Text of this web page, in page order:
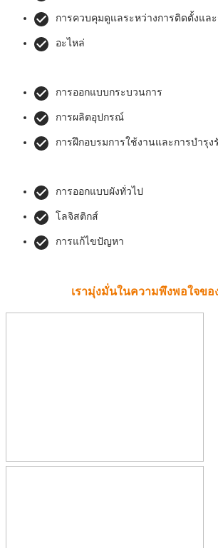
การควบคุมดูแลระหว่างการติดตั้งแล
อะไหล่
การออกแบบกระบวนการ
การผลิตอุปกรณ์
การฝึกอบรมการใช้งานและการบำรุง
การออกแบบผังทั่วไป
โลจิสติกส์
การแก้ไขปัญหา
เรามุ่งมั่นในความพึงพอใจขอ